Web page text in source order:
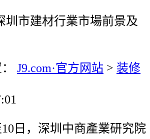
圳市建材行業市場前景及
J9.com·官方网站 > 装修
日，深圳中商產業研究院